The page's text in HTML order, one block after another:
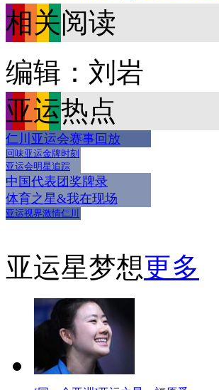
相关阅读
编辑：刘岩
亚运热点
仁川亚运会赛事回放
回味亚运金牌时刻
亚运会明星追踪
中国代表团奖牌录
体育之星&我在现场
亚运视界激情仁川
亚运星梦想更多